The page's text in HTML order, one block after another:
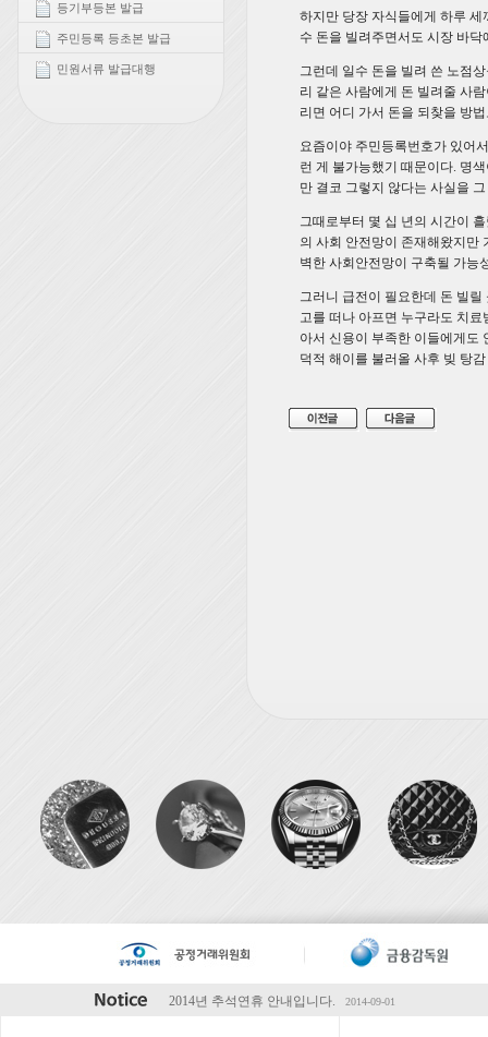
등기부등본 발급
주민등록 등초본 발급
민원서류 발급대행
하지만 당장 자식들에게 하루
수 돈을 빌려주면서도 시장 바
그런데 일수 돈을 빌려 쓴 노점
리 같은 사람에게 돈 빌려줄 사
리면 어디 가서 돈을 되찾을 방
요즘이야 주민등록번호가 있어
런 게 불가능했기 때문이다. 명
만 결코 그렇지 않다는 사실을
그때로부터 몇 십 년의 시간이
의 사회 안전망이 존재해왔지만
벽한 사회안전망이 구축될 가능
그러니 급전이 필요한데 돈 빌
고를 떠나 아프면 누구라도 치
아서 신용이 부족한 이들에게도
덕적 해이를 불러올 사후 빚 탕
2014년 하계휴가 안내입니다. 2014-07-28